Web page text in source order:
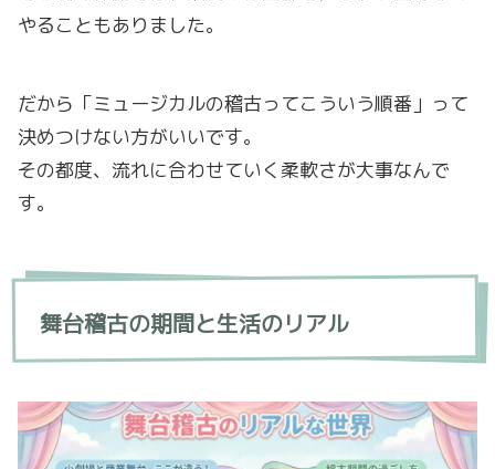
やることもありました。
だから「ミュージカルの稽古ってこういう順番」って
決めつけない方がいいです。
その都度、流れに合わせていく柔軟さが大事なんで
す。
舞台稽古の期間と生活のリアル